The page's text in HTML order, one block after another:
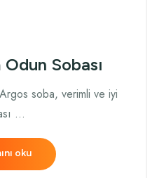
Sobası
soba, verimli ve iyi
…
oku